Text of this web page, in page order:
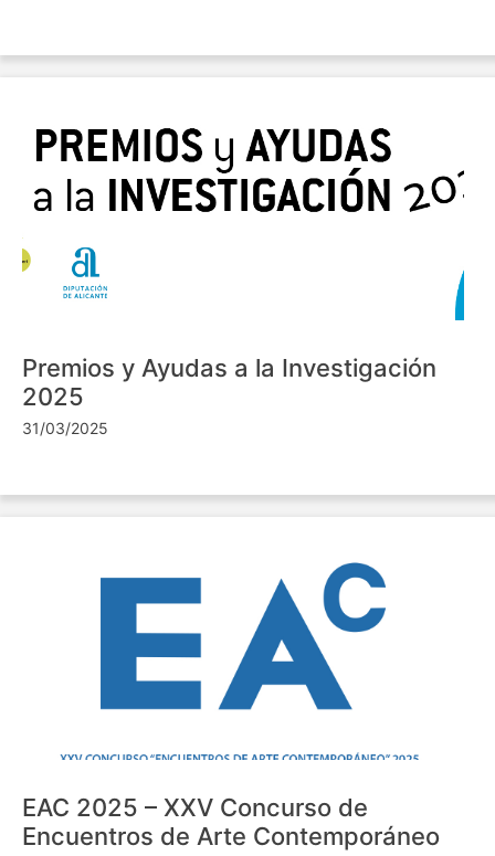
Premios y Ayudas a la Investigación
2025
31/03/2025
EAC 2025 – XXV Concurso de
Encuentros de Arte Contemporáneo